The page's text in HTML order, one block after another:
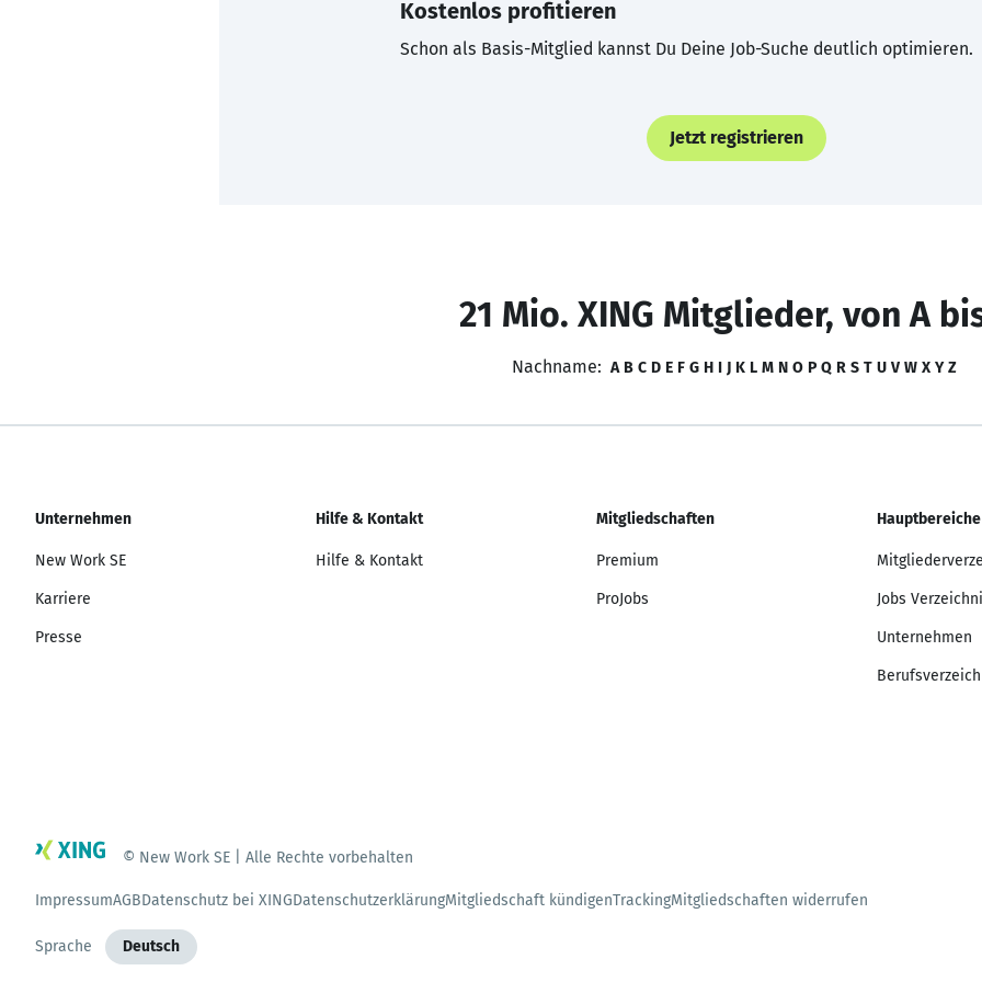
Kostenlos profitieren
Schon als Basis-Mitglied kannst Du Deine Job-Suche deutlich optimieren.
Jetzt registrieren
21 Mio. XING Mitglieder, von A
Nachname: A B C D E F G H I J K L M N O P Q R S T U V W X Y Z
Unternehmen
New Work SE
Karriere
Presse
Hilfe & Kontakt
Hilfe & Kontakt
Mitgliedschaften
Premium
ProJobs
Hauptbereiche
Jobs
Unternehmen
© New Work SE | Alle Rechte vorbehalten
ImpressumAGBDatenschutz bei XINGDatenschutzerklärungMitgliedschaft kündigenTrackingMitgliedschaften widerrufen
Sprache Deutsch